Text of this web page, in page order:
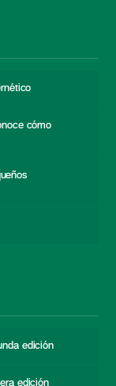
cómo
edición
edición